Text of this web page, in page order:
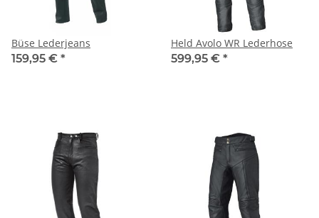
Büse Lederjeans
159,95 € *
Held Avolo WR Lederhose
599,95 € *